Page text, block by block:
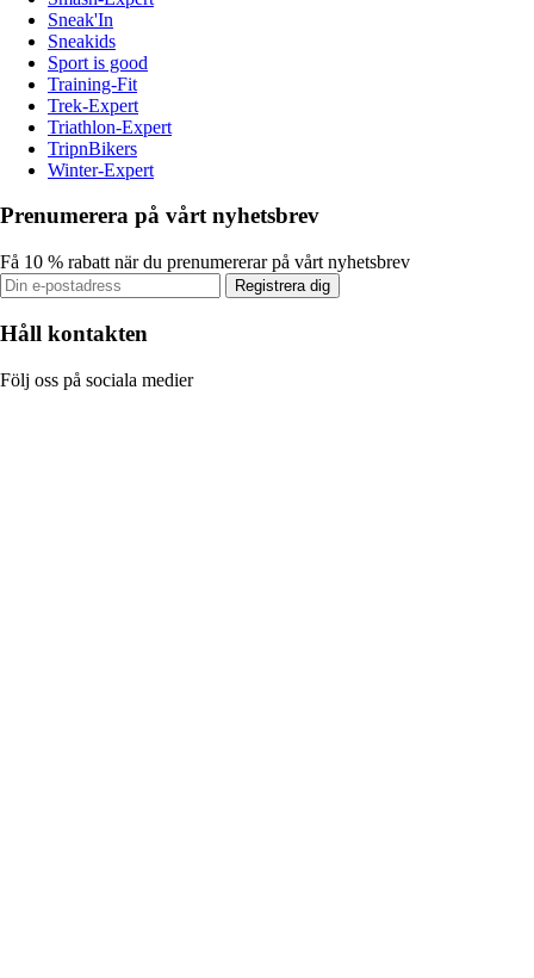
Sneak'In
Sneakids
Sport is good
Training-Fit
Trek-Expert
Triathlon-Expert
TripnBikers
Winter-Expert
Prenumerera på vårt nyhetsbrev
Få 10 % rabatt när du prenumererar på vårt nyhetsbrev
Registrera dig
Håll kontakten
Följ oss på sociala medier